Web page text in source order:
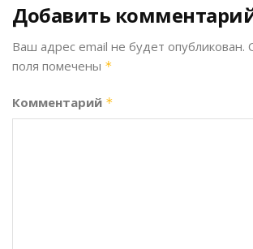
Добавить
Ваш адрес email не будет опубликован.
поля помечены *
Комментарий *